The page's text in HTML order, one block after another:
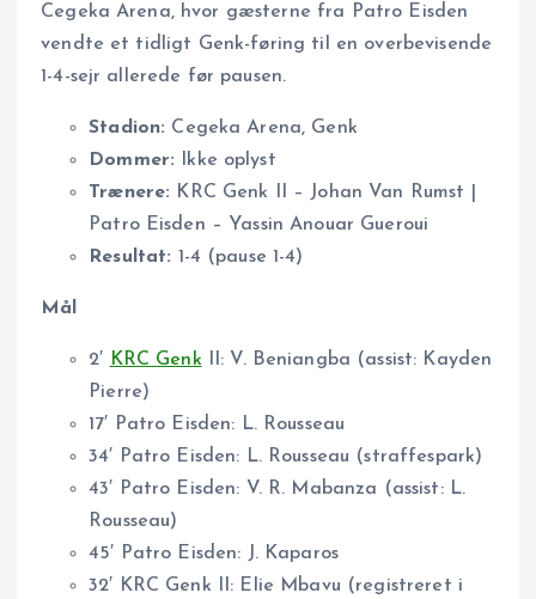
Cegeka Arena, hvor gæsterne fra Patro Eisden
vendte et tidligt Genk-føring til en overbevisende
1-4-sejr allerede før pausen.
Stadion: Cegeka Arena, Genk
Dommer: Ikke oplyst
Trænere: KRC Genk II – Johan Van Rumst |
Patro Eisden – Yassin Anouar Gueroui
Resultat: 1-4 (pause 1-4)
Mål
2′ KRC Genk II: V. Beniangba (assist: Kayden
Pierre)
17′ Patro Eisden: L. Rousseau
34′ Patro Eisden: L. Rousseau (straffespark)
43′ Patro Eisden: V. R. Mabanza (assist: L.
Rousseau)
45′ Patro Eisden: J. Kaparos
32′ KRC Genk II: Elie Mbavu (registreret i